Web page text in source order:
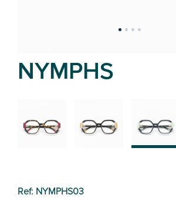
NYMPHS
Ref: NYMPHS03